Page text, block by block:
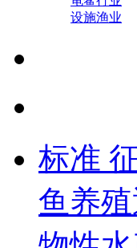
设施渔业
标准
鱼养